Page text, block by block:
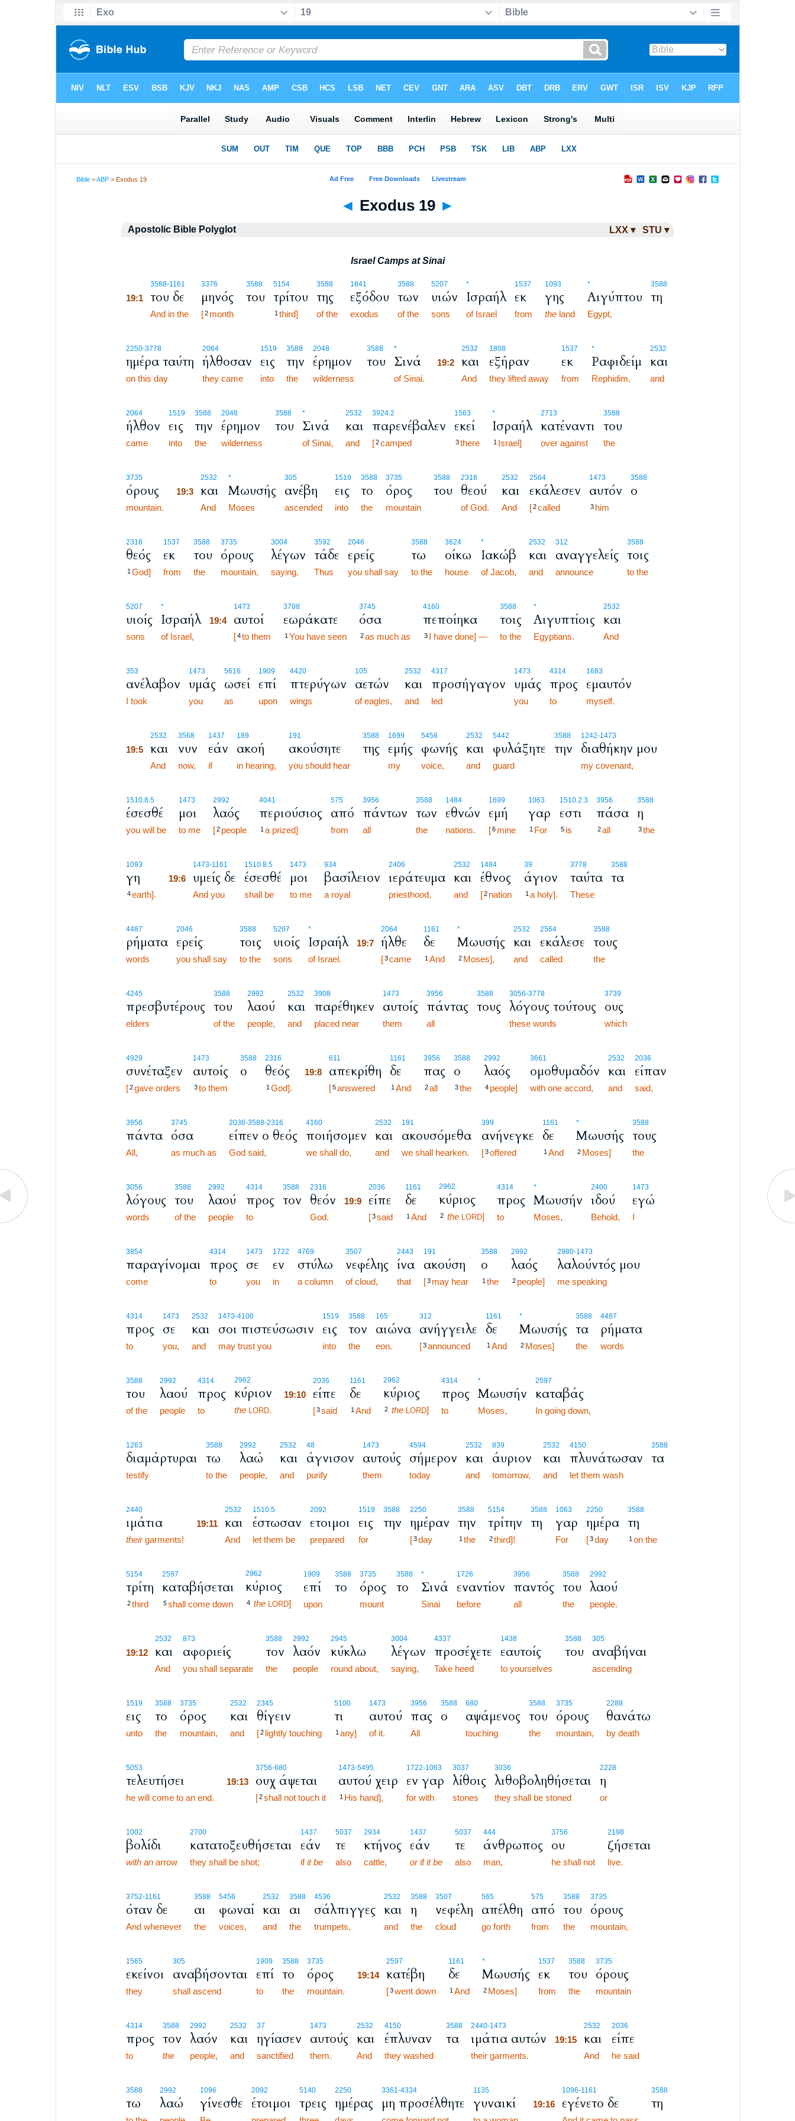
Bible >ABP > Exodus 19
◄ Exodus 19 ►
Apostolic Bible Polyglot LXX ▾ STU ▾
Israel Camps at Sinai
3588-1161
19:1 του δε
And in the
3376
μηνός
[ 2 month
3588
του
5154
τρίτου
1 third]
3588
της
of the
1841
εξόδου
exodus
3588
των
of the
5207
υιών
sons
*
Ισραήλ
of Israel
1537
εκ
from
1093
γης
theland
*
Αιγύπτου
Egypt,
3588
τη
2250-3778
ημέρα ταύτη
on this day
2064
ήλθοσαν
they came
1519
εις
into
3588
την
the
2048
έρημον
wilderness
3588
του
*
Σινά
of Sinai.
2532
19:2 και
And
1808
εξήραν
they lifted away
1537
εκ
from
*
Ραφιδείμ
Rephidim,
2532
και
and
2064
ήλθον
came
1519
εις
into
3588
την
the
2048
έρημον
wilderness
3588
του
*
Σινά
of Sinai,
2532
και
and
3924.2
παρενέβαλεν
[ 2 camped
1563
εκεί
3 there
*
Ισραήλ
1 Israel]
2713
κατέναντι
over against
3588
του
the
3735
όρους
mountain.
2532
19:3 και
And
*
Μωυσής
Moses
305
ανέβη
ascended
1519
εις
into
3588
το
the
3735
όρος
mountain
3588
του
2316
θεού
of God.
2532
και
And
2564
εκάλεσεν
[ 2 called
1473
αυτόν
3 him
3588
ο
2316
θεός
1 God]
1537
εκ
from
3588
του
the
3735
όρους
mountain,
3004
λέγων
saying,
3592
τάδε
Thus
2046
ερείς
you shall say
3588
τω
to the
3624
οίκω
house
*
Ιακώβ
of Jacob,
2532
και
and
312
αναγγελείς
announce
3588
τοις
to the
5207
υιοίς
sons
*
Ισραήλ
of Israel,
1473
19:4 αυτοί
[ 4 to them
3708
εωράκατε
1 You have seen
3745
όσα
2 as much as
4160
πεποίηκα
3 I have done] —
3588
τοις
to the
*
Αιγυπτίοις
Egyptians.
2532
και
And
353
ανέλαβον
I took
1473
υμάς
you
5616
ωσεί
as
1909
επί
upon
4420
πτερύγων
wings
105
αετών
of eagles,
2532
και
and
4317
προσήγαγον
led
1473
υμάς
you
4314
προς
to
1683
εμαυτόν
myself.
2532
19:5 και
And
3568
νυν
now,
1437
εάν
if
189
ακοή
in hearing,
191
ακούσητε
you should hear
3588
της
1699
εμής
my
5456
φωνής
voice,
2532
και
and
5442
φυλάξητε
guard
3588
την
1242-1473
διαθήκην μου
my covenant,
1510.8.5
έσεσθέ
you will be
1473
μοι
to me
2992
λαός
[ 2 people
4041
περιούσιος
1 a prized]
575
από
from
3956
πάντων
all
3588
των
the
1484
εθνών
nations.
1699
εμή
[ 6 mine
1063
γαρ
1 For
1510.2.3
εστι
5 is
3956
πάσα
2 all
3588
η
3 the
1093
γη
4 earth].
1473-1161
19:6 υμείς δε
And you
1510.8.5
έσεσθέ
shall be
1473
μοι
to me
934
βασίλειον
a royal
2406
ιεράτευμα
priesthood,
2532
και
and
1484
έθνος
[ 2 nation
39
άγιον
1 a holy].
3778
ταύτα
These
3588
τα
4487
ρήματα
words
2046
ερείς
you shall say
3588
τοις
to the
5207
υιοίς
sons
*
Ισραήλ
of Israel.
2064
19:7 ήλθε
[ 3 came
1161
δε
1 And
*
Μωυσής
2 Moses],
2532
και
and
2564
εκάλεσε
called
3588
τους
the
4245
πρεσβυτέρους
elders
3588
του
of the
2992
λαού
people,
2532
και
and
3908
παρέθηκεν
placed near
1473
αυτοίς
them
3956
πάντας
all
3588
τους
3056-3778
λόγους τούτους
these words
3739
ους
which
4929
συνέταξεν
[ 2 gave orders
1473
αυτοίς
3 to them
3588
ο
2316
θεός
1 God].
611
19:8 απεκρίθη
[ 5 answered
1161
δε
1 And
3956
πας
2 all
3588
ο
3 the
2992
λαός
4 people]
3661
ομοθυμαδόν
with one accord,
2532
και
and
2036
είπαν
said,
3956
πάντα
All,
3745
όσα
as much as
2036-3588-2316
είπεν ο θεός
God said,
4160
ποιήσομεν
we shall do,
2532
και
and
191
ακουσόμεθα
we shall hearken.
399
ανήνεγκε
[ 3 offered
1161
δε
1 And
*
Μωυσής
2 Moses]
3588
τους
the
3056
λόγους
words
3588
του
of the
2992
λαού
people
4314
προς
to
3588
τον
2316
θεόν
God.
2036
19:9 είπε
[ 3 said
1161
δε
1 And
2962
κύριος
2 the LORD]
4314
προς
to
*
Μωυσήν
Moses,
2400
ιδού
Behold,
1473
εγώ
I
3854
παραγίνομαι
come
4314
προς
to
1473
σε
you
1722
εν
in
4769
στύλω
a column
3507
νεφέλης
of cloud,
2443
ίνα
that
191
ακούση
[ 3 may hear
3588
ο
1 the
2992
λαός
2 people]
2980-1473
λαλούντός μου
me speaking
4314
προς
to
1473
σε
you,
2532
και
and
1473-4100
σοι πιστεύσωσιν
may trust you
1519
εις
into
3588
τον
the
165
αιώνα
eon.
312
ανήγγειλε
[ 3 announced
1161
δε
1 And
*
Μωυσής
2 Moses]
3588
τα
the
4487
ρήματα
words
3588
του
of the
2992
λαού
people
4314
προς
to
2962
κύριον
the LORD.
2036
19:10 είπε
[ 3 said
1161
δε
1 And
2962
κύριος
2 the LORD]
4314
προς
to
*
Μωυσήν
Moses,
2597
καταβάς
In going down,
1263
διαμάρτυραι
testify
3588
τω
to the
2992
λαώ
people,
2532
και
and
48
άγνισον
purify
1473
αυτούς
them
4594
σήμερον
today
2532
και
and
839
άυριον
tomorrow,
2532
και
and
4150
πλυνάτωσαν
let them wash
3588
τα
2440
ιμάτια
theirgarments!
2532
19:11 και
And
1510.5
έστωσαν
let them be
2092
ετοιμοι
prepared
1519
εις
for
3588
την
2250
ημέραν
[ 3 day
3588
την
1 the
5154
τρίτην
2 third]!
3588
τη
1063
γαρ
For
2250
ημέρα
[ 3 day
3588
τη
1 on the
5154
τρίτη
2 third
2597
καταβήσεται
5 shall come down
2962
κύριος
4 the LORD]
1909
επί
upon
3588
το
3735
όρος
mount
3588
το
*
Σινά
Sinai
1726
εναντίον
before
3956
παντός
all
3588
του
the
2992
λαού
people.
2532
19:12 και
And
873
αφοριείς
you shall separate
3588
τον
the
2992
λαόν
people
2945
κύκλω
round about,
3004
λέγων
saying,
4337
προσέχετε
Take heed
1438
εαυτοίς
to yourselves
3588
του
305
αναβήναι
ascending
1519
εις
unto
3588
το
the
3735
όρος
mountain,
2532
και
and
2345
θίγειν
[ 2 lightly touching
5100
τι
1 any]
1473
αυτού
of it.
3956
πας
All
3588
ο
680
αψάμενος
touching
3588
του
the
3735
όρους
mountain,
2288
θανάτω
by death
5053
τελευτήσει
he will come to an end.
3756-680
19:13 ουχ άψεται
[ 2 shall not touch it
1473-5495
αυτού χειρ
1 His hand],
1722-1063
εν γαρ
for with
3037
λίθοις
stones
3036
λιθοβοληθήσεται
they shall be stoned
2228
η
or
1002
βολίδι
with anarrow
2700
κατατοξευθήσεται
they shall be shot;
1437
εάν
ifit be
5037
τε
also
2934
κτήνος
cattle,
1437
εάν
orifit be
5037
τε
also
444
άνθρωπος
man,
3756
ου
he shall not
2198
ζήσεται
live.
3752-1161
όταν δε
And whenever
3588
αι
the
5456
φωναί
voices,
2532
και
and
3588
αι
the
4536
σάλπιγγες
trumpets,
2532
και
and
3588
η
the
3507
νεφέλη
cloud
565
απέλθη
go forth
575
από
from
3588
του
the
3735
όρους
mountain,
1565
εκείνοι
they
305
αναβήσονται
shall ascend
1909
επί
to
3588
το
the
3735
όρος
mountain.
2597
19:14 κατέβη
[ 3 went down
1161
δε
1 And
*
Μωυσής
2 Moses]
1537
εκ
from
3588
του
the
3735
όρους
mountain
4314
προς
to
3588
τον
the
2992
λαόν
people,
2532
και
and
37
ηγίασεν
sanctified
1473
αυτούς
them.
2532
και
And
4150
έπλυναν
they washed
3588
τα
2440-1473
ιμάτια αυτών
their garments.
2532
19:15 και
And
2036
είπε
he said
3588
τω
2992
λαώ
1096
γίνεσθε
2092
έτοιμοι
5140
τρεις
2250
ημέρας
3361-4334
μη προσέλθητε
1135
γυναικί
1096-1161
19:16 εγένετο δε
3588
τη